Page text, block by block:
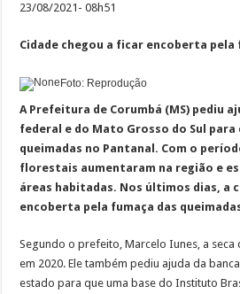
23/08/2021- 08h51
Cidade chegou a ficar encoberta pela
Foto: Reprodução
A Prefeitura de Corumbá (MS) pediu
federal e do Mato Grosso do Sul para
queimadas no Pantanal. Com o
florestais aumentaram na região e
áreas habitadas. Nos últimos dias, a
encoberta pela fumaça das
Segundo o prefeito, Marcelo Iunes, a seca
em 2020. Ele também pediu ajuda da
estado para que uma base do Instituto